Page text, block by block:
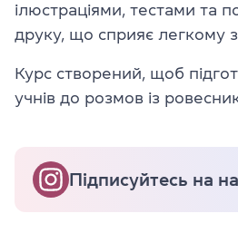
ілюстраціями, тестами та
друку, що сприяє легкому
Курс створений, щоб
учнів до розмов із
Підписуйтесь на